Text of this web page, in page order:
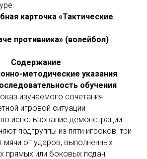
карточка «Тактические
противника» (волейбол)
Содержание
методические указания
обучения
изучаемого сочетания
игровой ситуации
использование демонстрации
подгруппы из пяти игроков; три
мячи от ударов, выполненных
прямых или боковых подач,